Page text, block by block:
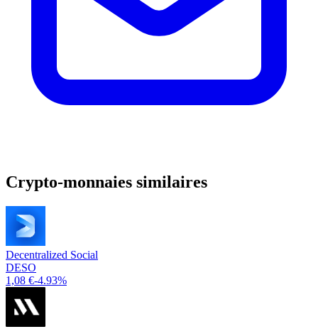
Crypto-monnaies similaires
Decentralized Social
DESO
1,08 €-4.93%